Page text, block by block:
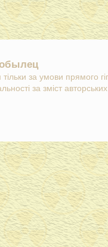
за умови прямого
за зміст авторських